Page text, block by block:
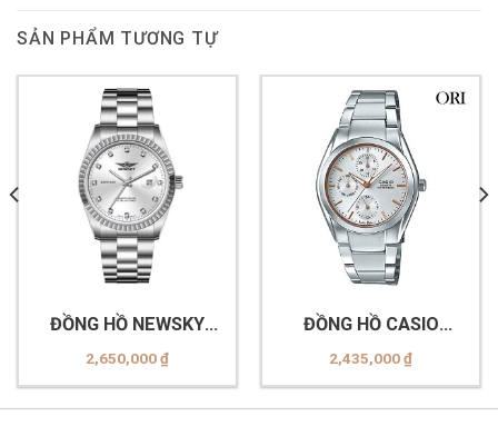
SẢN PHẨM TƯƠNG TỰ
ĐỒNG HỒ NEWSKY
NS5020G.S01
2,650,000₫
ĐỒNG HỒ CASIO
MTP-1405D-7ADF
2,435,000₫